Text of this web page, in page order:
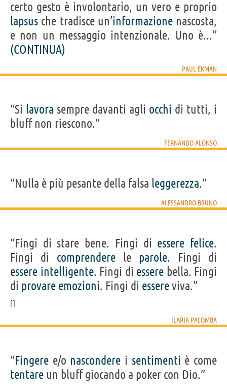
certo gesto è involontario, un vero e proprio
lapsus che tradisce un’informazionenascosta,
e non un messaggio intenzionale. Uno è...”
(CONTINUA)
PAUL EKMAN
“Si lavora sempre davanti agli occhi di tutti, i
bluff non riescono.”
FERNANDO ALONSO
“Nulla è più pesante della falsa leggerezza.”
ALESSANDRO BRUNO
“Fingi di stare bene. Fingi di essere felice.
Fingi di comprendere le parole. Fingi di
essere intelligente. Fingi di essere bella. Fingi
di provare emozioni. Fingi di essereviva.”
ILARIA PALOMBA
“Fingere e/o nascondere i sentimenti è come
tentare un bluff giocando a poker con Dio.”